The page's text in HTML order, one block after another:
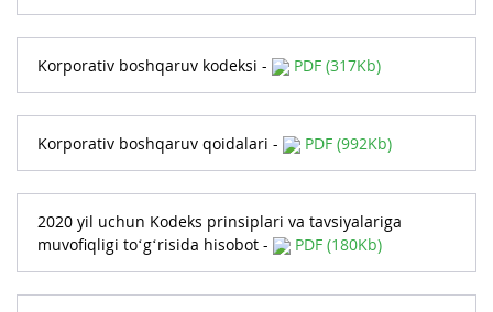
Korporativ boshqaruv kodeksi - PDF (317Kb)
Korporativ boshqaruv qoidalari - PDF (992Kb)
2020 yil uchun Kodeks prinsiplari va tavsiyalariga
muvofiqligi to‘g‘risida hisobot -
PDF (180Kb)